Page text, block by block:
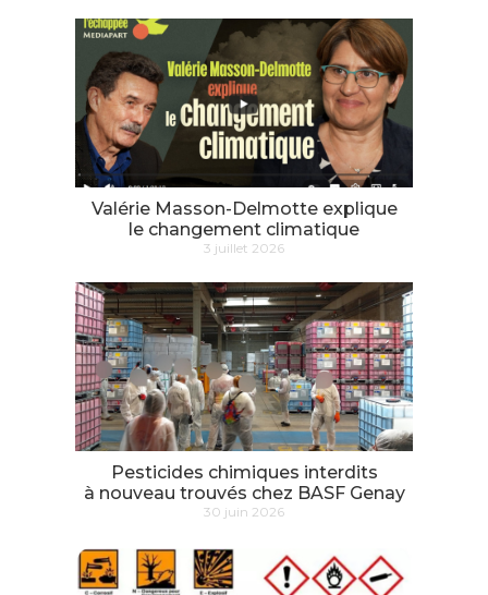
Valérie Masson-Delmotte explique
le changement climatique
3 juillet 2026
Pesticides chimiques interdits
à nouveau trouvés chez BASF Genay
30 juin 2026